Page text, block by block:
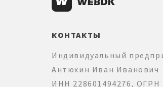
КОНТАКТЫ
Индивидуальный
Антюхин Иван Иванович
ИНН 228601494276, ОГРН